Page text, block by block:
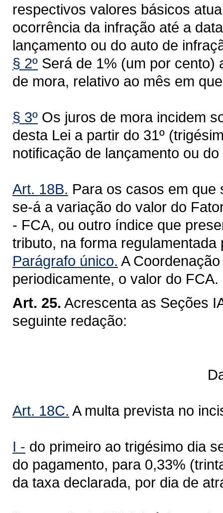
respectivos valores básicos
ocorrência da infração até a
lançamento ou do auto de
§ 2º Será de 1% (um por cento)
de mora, relativo ao mês em
§ 3º Os juros de mora incidem
desta Lei a partir do 31º
notificação de lançamento ou
Art. 18B. Para os casos em que
se-á a variação do valor do
- FCA, ou outro índice que
tributo, na forma
Parágrafo único. A
periodicamente, o valor do FCA.
Art. 25. Acrescenta as Seções
seguinte redação:
Da Redução
Art. 18C. A multa prevista no
I - do primeiro ao trigésimo dia
do pagamento, para 0,33%
da taxa declarada, por dia de